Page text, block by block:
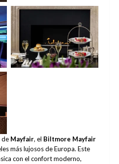
No Caption
de Mayfair, el Biltmore Mayfair
más lujosos de Europa. Este
con el confort moderno,